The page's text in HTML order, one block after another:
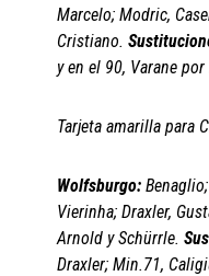
Marcelo; Modric,
Cristiano.
y en el 90, Varane
Tarjeta amarilla para
Wolfsburgo:
Vierinha; Draxler,
Arnold y Schürrle.
Draxler; Min.71,